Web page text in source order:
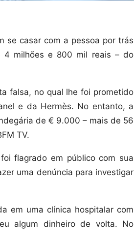
se casar com a pessoa por trás
milhões e 800 mil reais – do
falsa, no qual lhe foi prometido
e da Hermès. No entanto, a
de € 9.000 – mais de 56
TV.
flagrado em público com sua
uma denúncia para investigar
em uma clínica hospitalar com
algum dinheiro de volta. No